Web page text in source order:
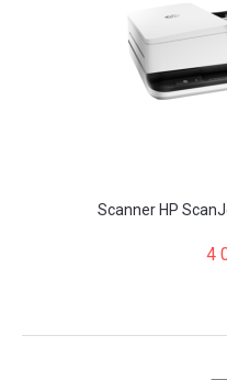
Scanner HP
4